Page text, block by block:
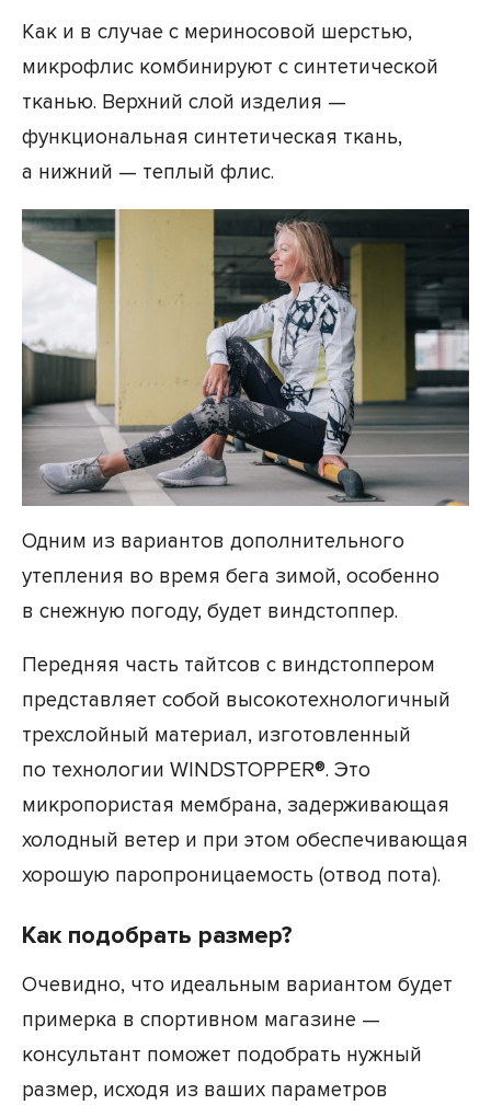
Как и в случае с мериносовой шерстью,
микрофлис комбинируют с синтетической
тканью. Верхний слой изделия —
функциональная синтетическая ткань,
а нижний — теплый флис.
Одним из вариантов дополнительного
утепления во время бега зимой, особенно
в снежную погоду, будет виндстоппер.
Передняя часть тайтсов с виндстоппером
представляет собой высокотехнологичный
трехслойный материал, изготовленный
по технологии WINDSTOPPER®. Это
микропористая мембрана, задерживающая
холодный ветер и при этом обеспечивающая
хорошую паропроницаемость (отвод пота).
Как подобрать размер?
Очевидно, что идеальным вариантом будет
примерка в спортивном магазине —
консультант поможет подобрать нужный
размер, исходя из ваших параметров